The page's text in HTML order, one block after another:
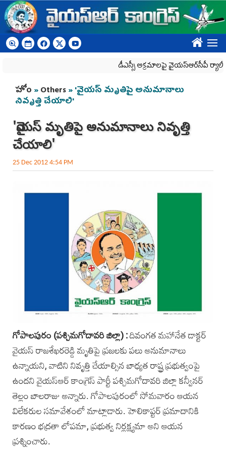
Skip to main content
????
డీఎస్సీ అక్రమాలపై వైయ‌స్ఆర్‌సీపీ ర్యాలీలకు
You are here
హోం »Others» 'వైయస్ మృతిపై అనుమానాలు
నివృత్తి చేయాలి'
'వైయస్ మృతిపై అనుమానాలు నివృత్తి
చేయాలి'
25 Dec 2012 4:54 PM
గోపాలపురం (పశ్చిమగోదావరి జిల్లా) :దివంగత మహానేత డాక్టర్
వై‌యస్ రాజశేఖరరెడ్డి మృతిపై‌ ప్రజలకు పలు అనుమానాలు
ఉన్నాయని, వాటిని నివృత్తి చేయాల్సిన బాధ్యత రాష్ట్ర ప్రభుత్వంపై
ఉందని వైయస్‌ఆర్‌ కాంగ్రెస్‌ పార్టీ పశ్చిమగోదావరి జిల్లా కన్వీనర్
తెల్లం బాలరాజు అన్నారు. గోపాలపురంలో సోమవారం ఆయన
విలేకరుల సమావేశంలో మాట్లాడారు. ‌హెలికాప్టర్ ప్రమాదానికి
కారణం భద్రతా లోపమా, ప్రభుత్వ ‌నిర్లక్ష్యమా అని ఆయన
ప్రశ్నించారు.